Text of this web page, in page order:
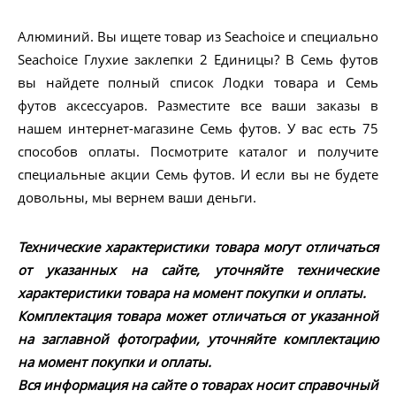
Алюминий. Вы ищете товар из Seachoice и специально
Seachoice Глухие заклепки 2 Единицы? В Семь футов
вы найдете полный список Лодки товара и Семь
футов аксессуаров. Разместите все ваши заказы в
нашем интернет-магазине Семь футов. У вас есть 75
способов оплаты. Посмотрите каталог и получите
специальные акции Семь футов. И если вы не будете
довольны, мы вернем ваши деньги.
Технические характеристики товара могут отличаться
от указанных на сайте, уточняйте технические
характеристики товара на момент покупки и оплаты.
Комплектация товара может отличаться от указанной
на заглавной фотографии, уточняйте комплектацию
на момент покупки и оплаты.
Вся информация на сайте о товарах носит справочный